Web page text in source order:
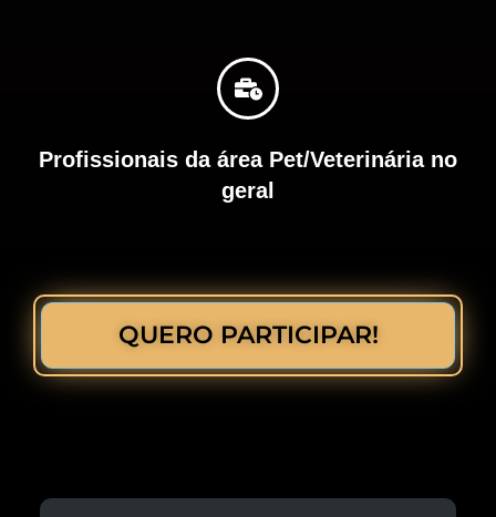
Profissionais da área Pet/Veterinária no
geral
QUERO PARTICIPAR!